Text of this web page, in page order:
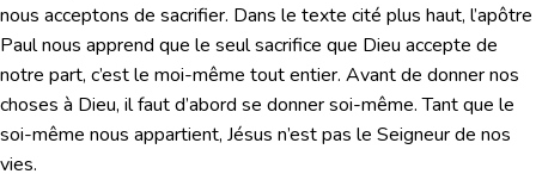
nous acceptons de sacrifier. Dans le texte cité plus haut, l’apôtre
Paul nous apprend que le seul sacrifice que Dieu accepte de
notre part, c’est le moi-même tout entier. Avant de donner nos
choses à Dieu, il faut d’abord se donner soi-même. Tant que le
soi-même nous appartient, Jésus n’est pas le Seigneur de nos
vies.